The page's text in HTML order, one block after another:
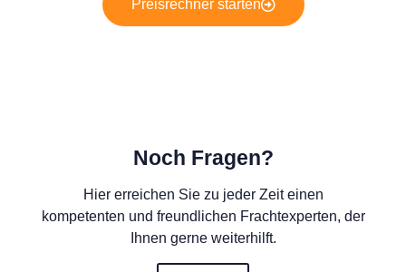
Preisrechner starten
Noch Fragen?
Hier erreichen Sie zu jeder Zeit einen
kompetenten und freundlichen Frachtexperten, der
Ihnen gerne weiterhilft.